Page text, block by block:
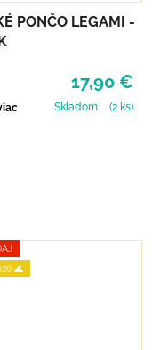
PONČO LEGAMI -
17,90 €
Skladom (2 ks)
🌊